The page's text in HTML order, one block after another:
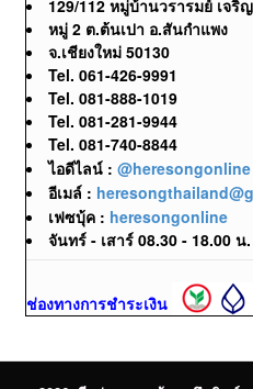
129/112 หมู่บ้านวรารมย์ เจริ
หมู่ 2 ต.ต้นเปา อ.สันกำแพง
จ.เชียงใหม่ 50130
Tel. 061-426-9991
Tel. 081-888-1019
Tel. 081-281-9944
Tel. 081-740-8844
ไอดีไลน์ : @heresongonline
อีเมล์ :
เฟซบุ้ค : heresongonline
จันทร์ - เสาร์ 08.30 - 18.00 น.
ช่องทางการชำระเงิน